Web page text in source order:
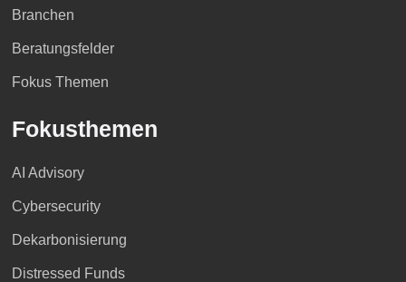
Branchen
Beratungsfelder
Fokus Themen
Fokusthemen
AI Advisory
Cybersecurity
Dekarbonisierung
Distressed Funds